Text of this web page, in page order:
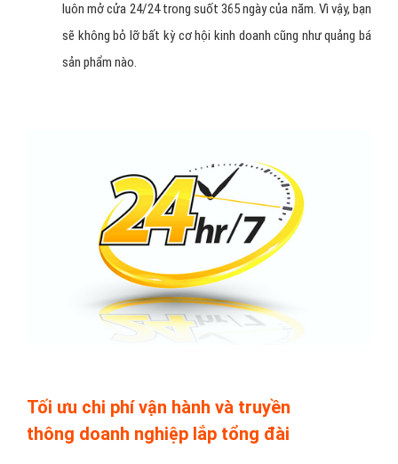
luôn mở cửa 24/24 trong suốt 365 ngày của năm. Vì vậy, bạn
sẽ không bỏ lỡ bất kỳ cơ hội kinh doanh cũng như quảng bá
sản phẩm nào.
Tối ưu chi phí vận hành và truyền
thông doanh nghiệp lắp tổng đài